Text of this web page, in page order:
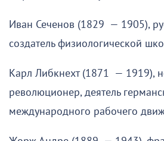
Иван Сеченов (1829 — 1905),
создатель физиологической
Карл Либкнехт (1871 — 1919),
революционер, деятель
международного рабочего